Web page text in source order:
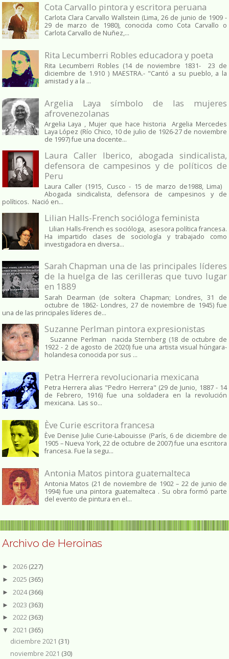
Cota Carvallo pintora y escritora peruana
Carlota Clara Carvallo Wallstein (Lima, 26 de junio de 1909 -
29 de marzo de 1980), conocida como Cota Carvallo o
Carlota Carvallo de Nuñez,...
Rita Lecumberri Robles educadora y poeta
Rita Lecumberri Robles (14 de noviembre 1831- 23 de
diciembre de 1.910 ) MAESTRA.- "Cantó a su pueblo, a la
amistad y a la ...
Argelia Laya símbolo de las mujeres
afrovenezolanas
Argelia Laya , Mujer que hace historia Argelia Mercedes
Laya López (Río Chico, 10 de julio de 1926-27 de noviembre
de 1997) fue una docente...
Laura Caller Iberico, abogada sindicalista,
defensora de campesinos y de políticos de
Peru
Laura Caller (1915, Cusco - 15 de marzo de1988, Lima)
Abogada sindicalista, defensora de campesinos y de
políticos. Nació en...
Lilian Halls-French socióloga feminista
Lilian Halls-French es socióloga, asesora política francesa.
Ha impartido clases de sociología y trabajado como
investigadora en diversa...
Sarah Chapman una de las principales líderes
de la huelga de las cerilleras que tuvo lugar
en 1889
Sarah Dearman (de soltera Chapman; Londres, 31 de
octubre de 1862​- Londres, 27 de noviembre de 1945)​ fue
una de las principales líderes de...
Suzanne Perlman pintora expresionistas
Suzanne Perlman nacida Sternberg (18 de octubre de
1922 - 2 de agosto de 2020) fue una artista visual húngara-
holandesa conocida por sus ...
Petra Herrera revolucionaria mexicana
Petra Herrera alias "Pedro Herrera" (29 de Junio, 1887 - 14
de Febrero, 1916) fue una soldadera en la revolución
mexicana. Las so...
Ève Curie escritora francesa
Ève Denise Julie Curie-Labouisse (París, 6 de diciembre de
1905 – Nueva York, 22 de octubre de 2007) fue una escritora
francesa. Fue la segu...
Antonia Matos pintora guatemalteca
Antonia Matos (21 de noviembre de 1902 – 22 de junio de
1994) fue una pintora guatemalteca . Su obra formó parte
del evento de pintura en el...
Archivo de Heroinas
► 2026 (227)
► 2025 (365)
► 2024(366)
► 2023 (363)
► 2022 (363)
▼ 2021 (365)
diciembre 2021 (31)
noviembre 2021 (30)